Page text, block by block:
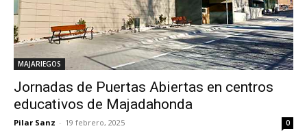
MAJARIEGOS
Jornadas de Puertas Abiertas en centros
educativos de Majadahonda
Pilar Sanz - 19 febrero, 2025 0